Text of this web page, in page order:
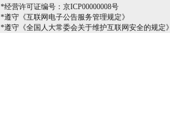
*经营许可证编号：京ICP00000008号
*遵守《互联网电子公告服务管理规定》
*遵守《全国人大常委会关于维护互联网安全的规定》